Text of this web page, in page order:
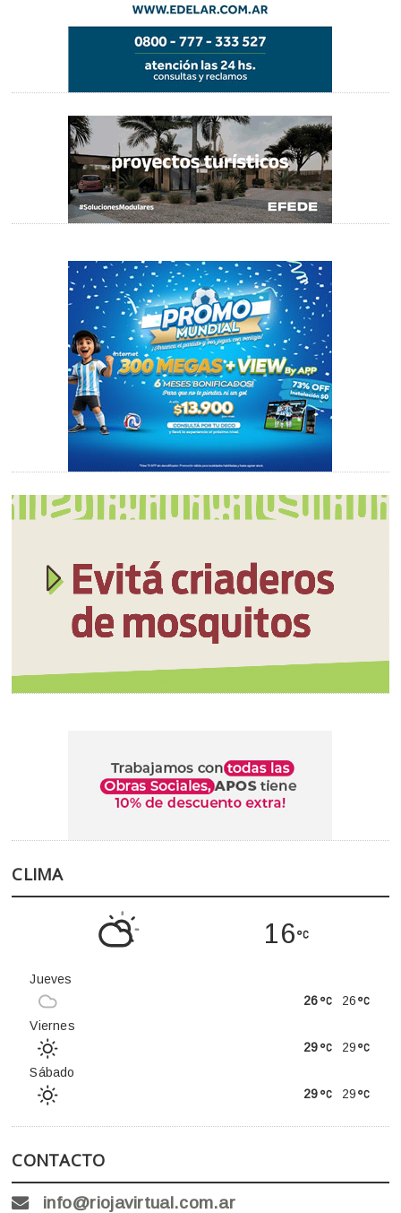
CLIMA
16
Jueves
26
26
Viernes
29
29
Sábado
29
29
CONTACTO
info@riojavirtual.com.ar